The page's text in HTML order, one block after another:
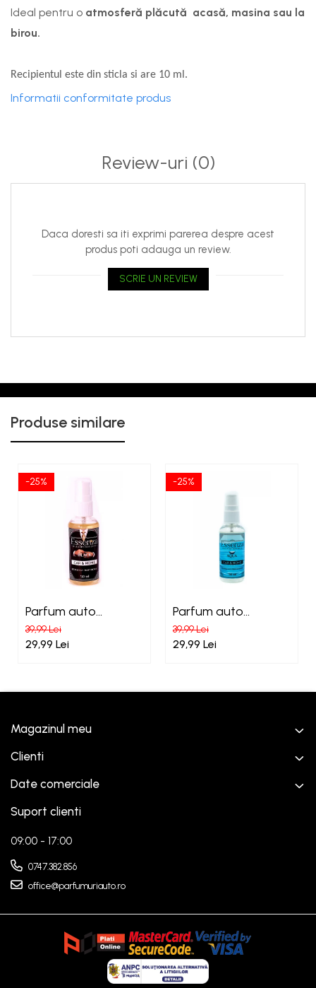
Ideal pentru o atmosferă plăcută acasă, masina sau la
birou.
Recipientul este din sticla si are 10 ml.
Informatii conformitate produs
Review-uri (0)
Daca doresti sa iti exprimi parerea despre acest
produs poti adauga un review.
SCRIE UN REVIEW
Produse similare
-25%
Parfum auto
concentrat Essenza
Black
39,99 Lei
29,99 Lei
-25%
Parfum auto
concentrat Essenza
Aqua
39,99 Lei
29,99 Lei
Magazinul meu
Clienti
Date comerciale
Suport clienti
09:00 - 17:00
0747.382.856
office@parfumuriauto.ro